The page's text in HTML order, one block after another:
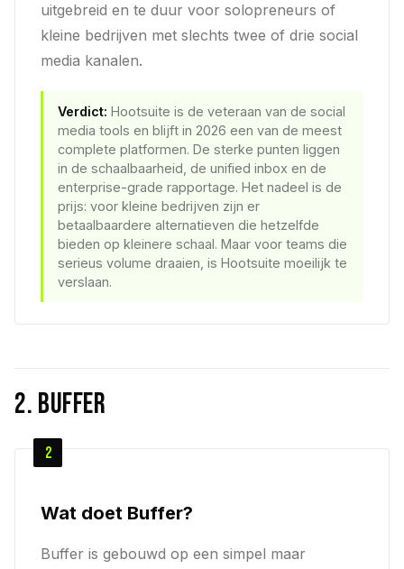
uitgebreid en te duur voor solopreneurs of
kleine bedrijven met slechts twee of drie social
media kanalen.
Verdict: Hootsuite is de veteraan van de social
media tools en blijft in 2026 een van de meest
complete platformen. De sterke punten liggen
in de schaalbaarheid, de unified inbox en de
enterprise-grade rapportage. Het nadeel is de
prijs: voor kleine bedrijven zijn er
betaalbaardere alternatieven die hetzelfde
bieden op kleinere schaal. Maar voor teams die
serieus volume draaien, is Hootsuite moeilijk te
verslaan.
2. Buffer
2
Wat doet Buffer?
Buffer is gebouwd op een simpel maar